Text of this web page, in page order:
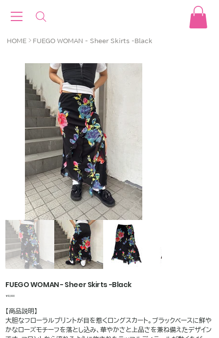
HOME > FUEGO WOMAN - Sheer Skirts -Black
FUEGO WOMAN - Sheer Skirts -Black
価
￥10,990
【商品説明】
大胆なフローラルプリントが目を惹くロングスカート。ブラックベースに鮮や
かなローズモチーフを落とし込み、華やかさと上品さを兼ね備えたデザイン